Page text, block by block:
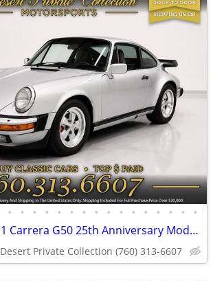
• • • • • • • • • • • • • • • •
1989 Porsche 911 Carrera G50 25th Anniversary Model Coupe at an EXCE
Desert Private Collection (760) 313-6607